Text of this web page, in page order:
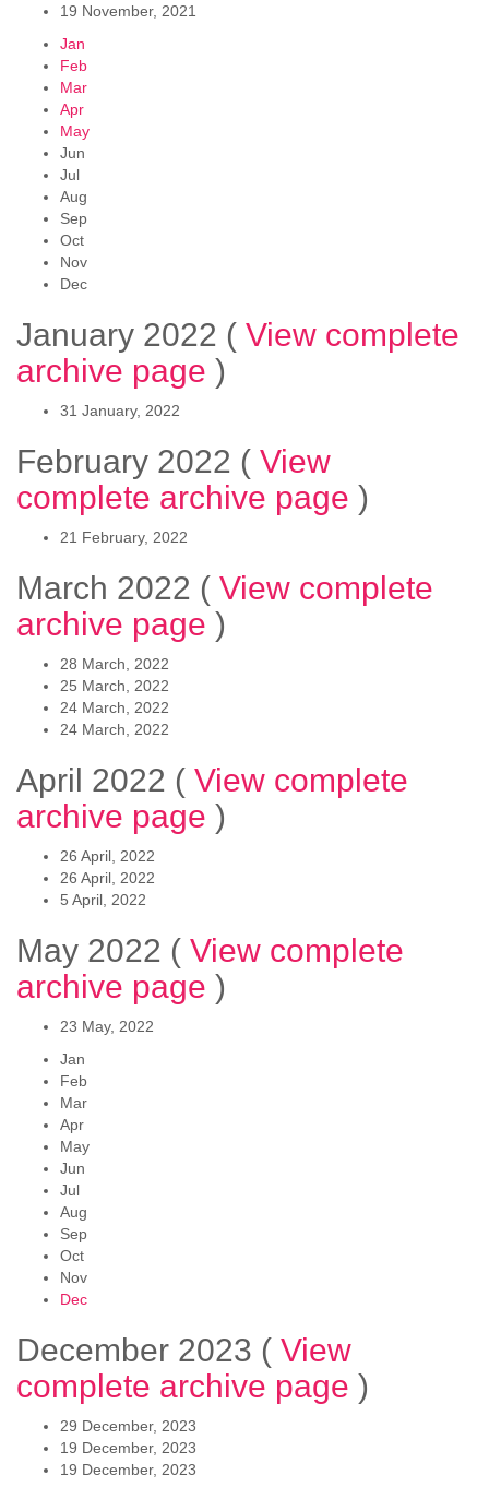
19 November, 2021
Jan
Feb
Mar
Apr
May
Jun
Jul
Aug
Sep
Oct
Nov
Dec
January 2022 ( View complete
archive page )
31 January, 2022
February 2022 ( View
complete archive page )
21 February, 2022
March 2022 ( View complete
archive page )
28 March, 2022
25 March, 2022
24 March, 2022
24 March, 2022
April 2022 ( View complete
archive page )
26 April, 2022
26 April, 2022
5 April, 2022
May 2022 ( View complete
archive page )
23 May, 2022
Jan
Feb
Mar
Apr
May
Jun
Jul
Aug
Sep
Oct
Nov
Dec
December 2023 ( View
complete archive page )
29 December, 2023
19 December, 2023
19 December, 2023